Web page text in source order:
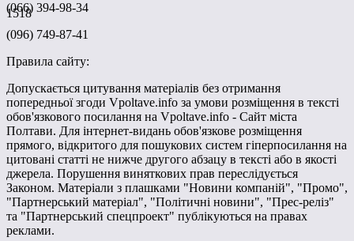
1518
(066) 394-98-34
(096) 749-87-41
Правила сайту:
Допускається цитування матеріалів без отримання
попередньої згоди Vpoltave.info за умови розміщення в тексті
обов'язкового посилання на Vpoltave.info - Сайт міста
Полтави. Для інтернет-видань обов'язкове розміщення
прямого, відкритого для пошукових систем гіперпосилання на
цитовані статті не нижче другого абзацу в тексті або в якості
джерела. Порушення виняткових прав переслідується
Законом. Матеріали з плашками "Новини компаній", "Промо",
"Партнерський матеріал", "Політичні новини", "Прес-реліз"
та "Партнерський спецпроект" публікуються на правах
реклами.